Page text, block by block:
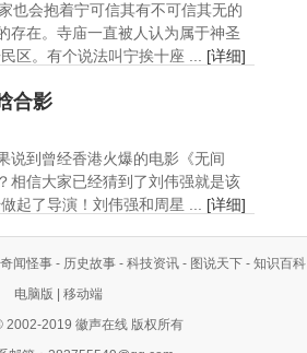
也会抱着宁可信其有不可信其无的
存在。寺庙一直被人认为属于神圣
区。有个说法叫宁挨十座 ... [详细]
合影
说到曾经香港火爆的电影《无间
相信大家已经猜到了刘伟强就是该
起了导演！刘伟强和周星 ... [详细]
奇闻怪事 - 历史故事 - 科技资讯 - 图说天下 - 知识百科
电脑版
移动端
2002-2019 徽声在线 版权所有